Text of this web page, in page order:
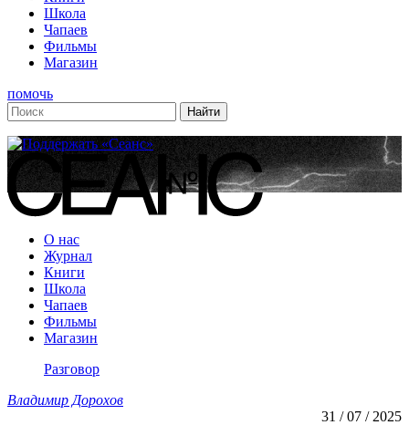
Школа
Чапаев
Фильмы
Магазин
помочь
О нас
Журнал
Книги
Школа
Чапаев
Фильмы
Магазин
Разговор
Владимир Дорохов
31 / 07 / 2025